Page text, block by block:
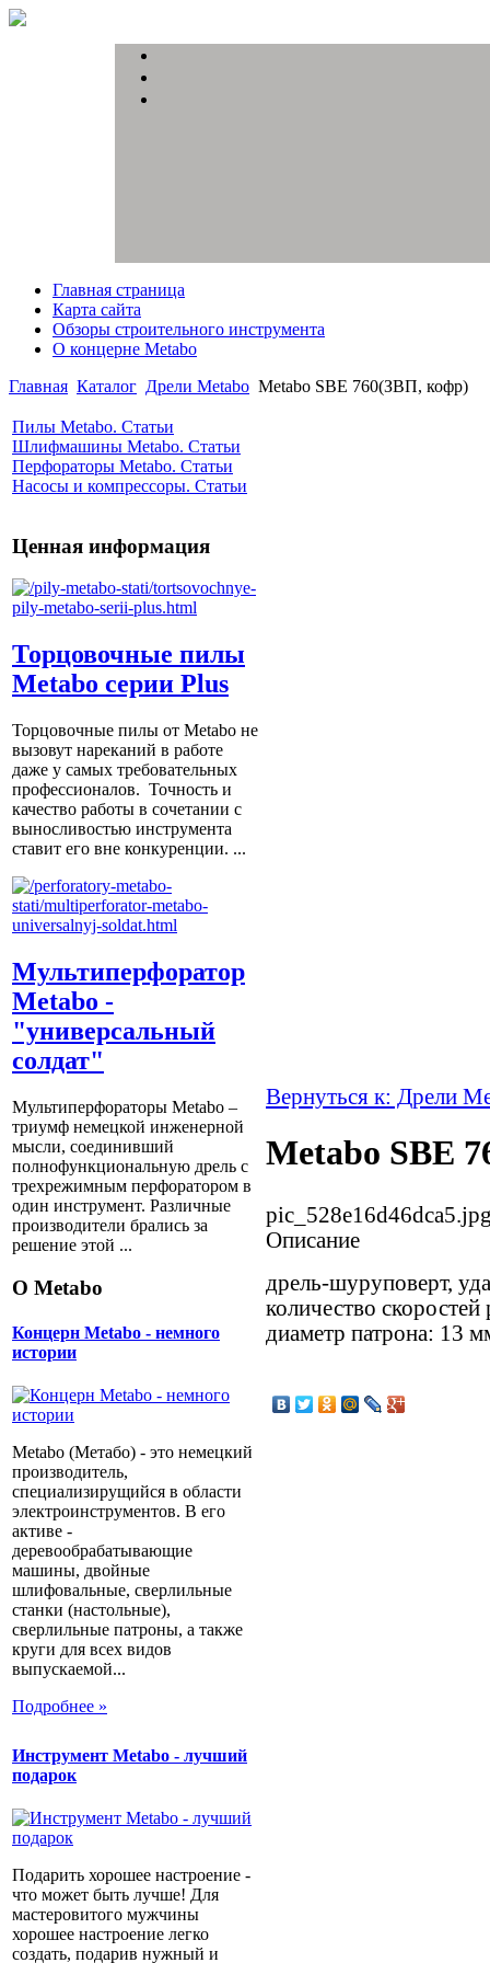
Главная страница
Карта сайта
Обзоры строительного инструмента
О концерне Metabo
Главная Каталог Дрели Metabo Metabo SBE 760(ЗВП, кофр)
Пилы Metabo. Статьи
Шлифмашины Metabo. Статьи
Перфораторы Metabo. Статьи
Насосы и компрессоры. Статьи
Ценная информация
Торцовочные пилы
Metabo серии Plus
Торцовочные пилы от Metabo не
вызовут нареканий в работе
даже у самых требовательных
профессионалов. Точность и
качество работы в сочетании с
выносливостью инструмента
ставит его вне конкуренции. ...
Мультиперфоратор
Metabo -
"универсальный
солдат"
Мультиперфораторы Metabo –
триумф немецкой инженерной
мысли, соединивший
полнофункциональную дрель с
трехрежимным перфоратором в
один инструмент. Различные
производители брались за
решение этой ...
О Metabo
Концерн Metabo - немного
истории
Metabo (Метабо) - это немецкий
производитель,
специализирущийся в области
электроинструментов. В его
активе -
деревообрабатывающие
машины, двойные
шлифовальные, сверлильные
станки (настольные),
сверлильные патроны, а также
круги для всех видов
выпускаемой...
Подробнее »
Инструмент Metabo - лучший
подарок
Подарить хорошее настроение -
что может быть лучше! Для
мастеровитого мужчины
хорошее настроение легко
создать, подарив нужный и
Вернуться к: Дрели
Metabo SBE
Описание
дрель-шуруповерт,
количество
диаметр патрона: 13